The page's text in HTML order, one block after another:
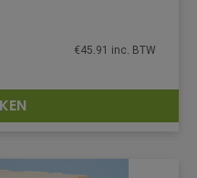
DETAILS
€45.91 inc. BTW